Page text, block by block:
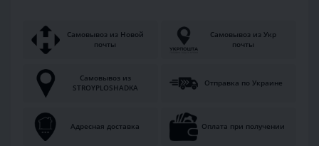
Самовывоз из Новой
почты
Самовывоз из Укр
почты
Самовывоз из
STROYPLOSHADKA
Отправка по Украине
Адресная доставка Оплата при получении